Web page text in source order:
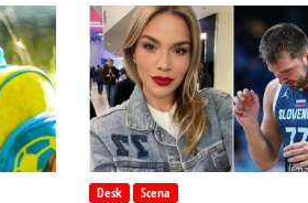
Desk Scena